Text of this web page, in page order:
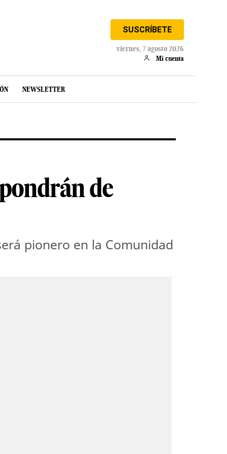
SUSCRÍBETE
viernes, 7 agosto 2026
Mi cuenta
NEWSLETTER
de
pionero en la Comunidad